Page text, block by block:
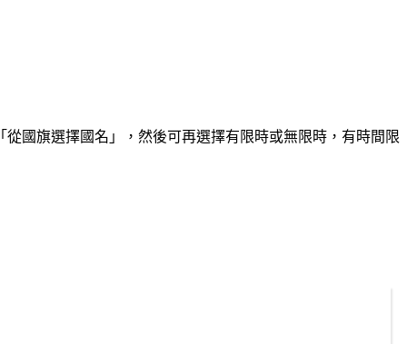
國旗選擇國名」，然後可再選擇有限時或無限時，有時間限